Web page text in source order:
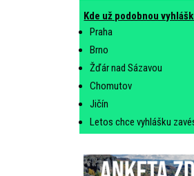
Kde už podobnou
Praha
Brno
Žďár nad Sázavou
Chomutov
Jičín
Letos chce vyhlášku